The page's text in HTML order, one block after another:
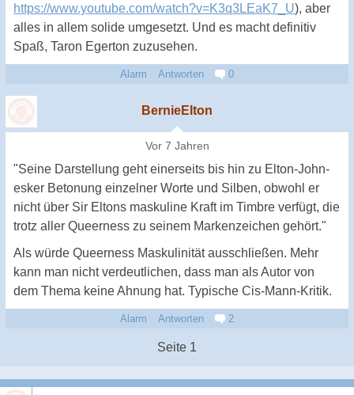
https://www.youtube.com/watch?v=K3q3LEaK7_U), aber
alles in allem solide umgesetzt. Und es macht definitiv
Spaß, Taron Egerton zuzusehen.
Alarm Antworten 0
BernieElton
Vor 7 Jahren
"Seine Darstellung geht einerseits bis hin zu Elton-John-
esker Betonung einzelner Worte und Silben, obwohl er
nicht über Sir Eltons maskuline Kraft im Timbre verfügt, die
trotz aller Queerness zu seinem Markenzeichen gehört."
Als würde Queerness Maskulinität ausschließen. Mehr
kann man nicht verdeutlichen, dass man als Autor von
dem Thema keine Ahnung hat. Typische Cis-Mann-Kritik.
Alarm Antworten 2
Seite 1